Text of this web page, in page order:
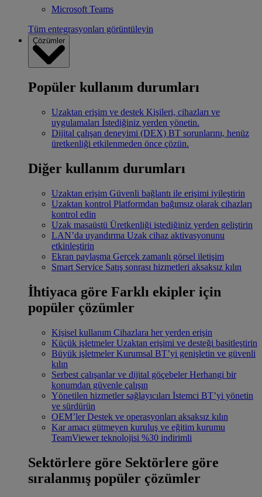
Microsoft Teams
Tüm entegrasyonları görüntüleyin
Çözümler
Popüler kullanım durumları
Uzaktan erişim ve destek Kişileri, cihazları ve
uygulamaları İstediğiniz yerden yönetin.
Dijital çalışan deneyimi (DEX) BT sorunlarını, henüz
üretkenliği etkilenmeden önce çözün.
Diğer kullanım durumları
Uzaktan erişim Güvenli bağlantı ile erişimi iyileştirin
Uzaktan kontrol Platformdan bağımsız olarak cihazları
kontrol edin
Uzak masaüstü Üretkenliği istediğiniz yerden geliştirin
LAN’da uyandırma Uzak cihaz aktivasyonunu
etkinleştirin
Ekran paylaşma Gerçek zamanlı görsel iletişim
Smart Service Satış sonrası hizmetleri aksaksız kılın
İhtiyaca göre Farklı ekipler için
popüler çözümler
Kişisel kullanım Cihazlara her yerden erişin
Küçük işletmeler Uzaktan erişimi ve desteği basitleştirin
Büyük işletmeler Kurumsal BT’yi genişletin ve güvenli
kılın
Serbest çalışanlar ve dijital göçebeler Herhangi bir
konumdan güvenle çalışın
Yönetilen hizmetler sağlayıcıları İstemci BT’yi yönetin
ve sürdürün
OEM’ler Destek ve operasyonları aksaksız kılın
Kar amacı gütmeyen kuruluş ve eğitim kurumu
TeamViewer teknolojisi %30 indirimli
Sektörlere göre Sektörlere göre
sıralanmış popüler çözümler